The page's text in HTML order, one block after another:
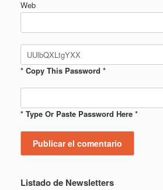
Web
* Copy This Password *
* Type Or Paste Password Here *
Listado de Newsletters